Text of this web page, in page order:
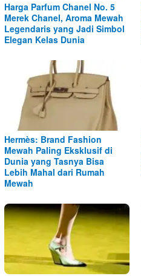
Harga Parfum Chanel No. 5
Merek Chanel, Aroma Mewah
Legendaris yang Jadi Simbol
Elegan Kelas Dunia
Hermès: Brand Fashion
Mewah Paling Eksklusif di
Dunia yang Tasnya Bisa
Lebih Mahal dari Rumah
Mewah